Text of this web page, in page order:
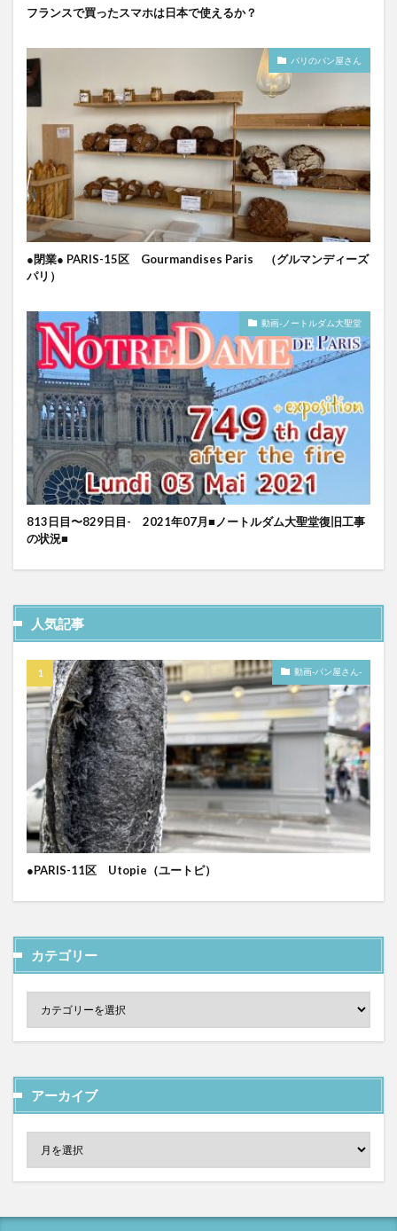
フランスで買ったスマホは日本で使えるか？
パリのパン屋さん
●閉業● PARIS-15区 Gourmandises Paris （グルマンディーズ
パリ）
動画-ノートルダム大聖堂
813日目〜829日目- 2021年07月■ノートルダム大聖堂復旧工事
の状況■
人気記事
動画-パン屋さん-
●PARIS-11区 Utopie（ユートピ）
カテゴリー
アーカイブ